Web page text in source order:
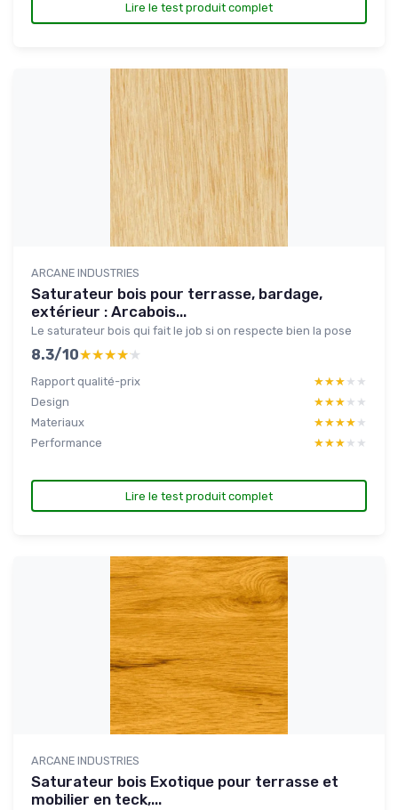
Lire le test produit complet
ARCANE INDUSTRIES
Saturateur bois pour terrasse, bardage,
extérieur : Arcabois...
Le saturateur bois qui fait le job si on respecte bien la pose
8.3/10★★★★★
★★★★★
Rapport qualité-prix ★★★★★
★★★★★
Design
★★★★★
★★★★★
Materiaux
★★★★★
★★★★★
Performance
★★★★★
★★★★★
Lire le test produit complet
ARCANE INDUSTRIES
Saturateur bois Exotique pour terrasse et
mobilier en teck,...